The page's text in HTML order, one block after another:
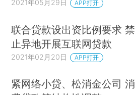
2021年05月29日 APP打开
联合贷款设出资比例要求 禁
止异地开展互联网贷款
2021年02月20日 APP打开
紧网络小贷、松消金公司 消